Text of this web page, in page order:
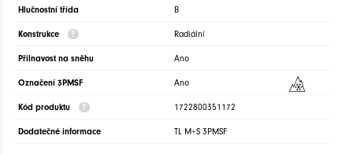
Hlučnostní třída B
Konstrukce Radiální
Přilnavost na sněhu Ano
Označení 3PMSF Ano
Kód produktu 1722800351172
Dodatečné informace TL M+S 3PMSF